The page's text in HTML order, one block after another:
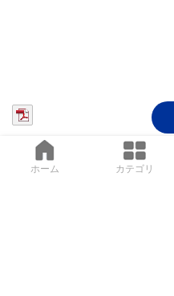
ホーム カテゴリ